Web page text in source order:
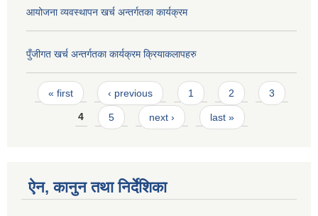
आयोजना व्यवस्थापन खर्च अन्तर्गतका कार्यक्रम
पुँजीगत खर्च अन्तर्गतका कार्यक्रम क्रियाकलापहरु
Pages
« first ‹ previous 1 2 3
4 5 next › last »
ऐन, कानुन तथा निर्देशिका